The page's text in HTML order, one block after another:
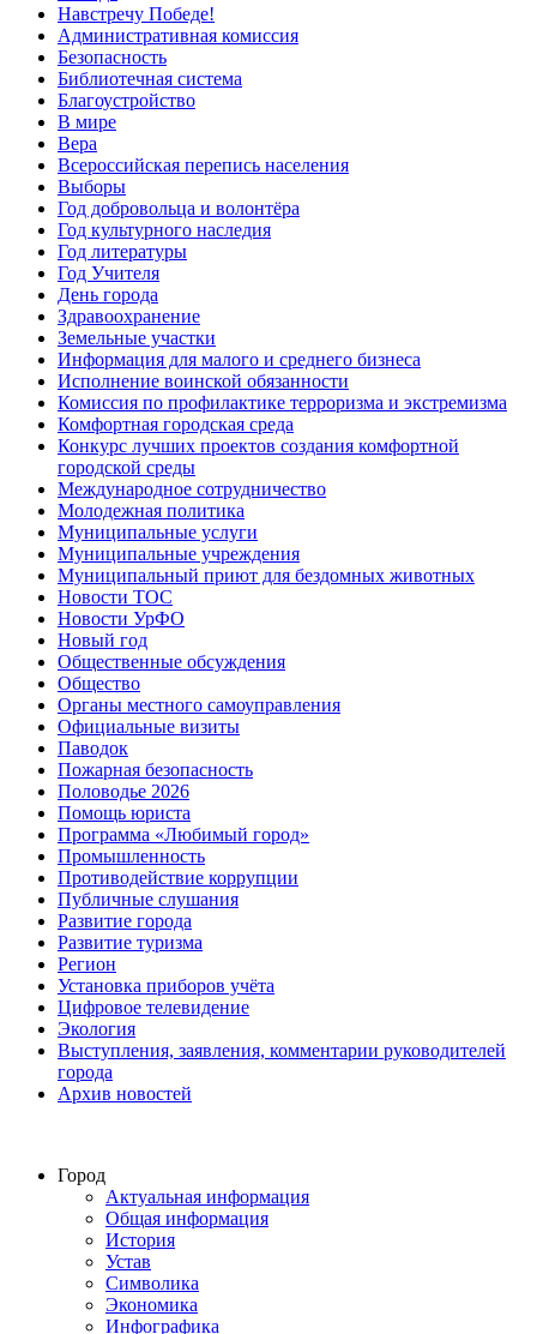
Навстречу Победе!
Административная комиссия
Безопасность
Библиотечная система
Благоустройство
В мире
Вера
Всероссийская перепись населения
Выборы
Год добровольца и волонтёра
Год культурного наследия
Год литературы
Год Учителя
День города
Здравоохранение
Земельные участки
Информация для малого и среднего бизнеса
Исполнение воинской обязанности
Комиссия по профилактике терроризма и экстремизма
Комфортная городская среда
Конкурс лучших проектов создания комфортной
городской среды
Международное сотрудничество
Молодежная политика
Муниципальные услуги
Муниципальные учреждения
Муниципальный приют для бездомных животных
Новости ТОС
Новости УрФО
Новый год
Общественные обсуждения
Общество
Органы местного самоуправления
Официальные визиты
Паводок
Пожарная безопасность
Половодье 2026
Помощь юриста
Программа «Любимый город»
Промышленность
Противодействие коррупции
Публичные слушания
Развитие города
Развитие туризма
Регион
Установка приборов учёта
Цифровое телевидение
Экология
Выступления, заявления, комментарии руководителей
города
Архив новостей
Город
Актуальная информация
Общая информация
История
Устав
Символика
Экономика
Инфографика